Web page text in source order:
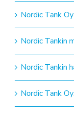
Nordic Tank
Nordic Tankin
Nordic Tankin
Nordic Tank